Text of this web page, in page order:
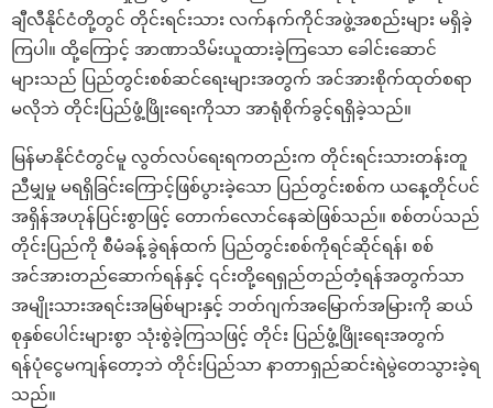
ချီလီနိုင်ငံတို့တွင် တိုင်းရင်းသား လက်နက်ကိုင်အဖွဲ့အစည်းများ မရှိခဲ့
ကြပါ။ ထို့ကြောင့် အာဏာသိမ်းယူထားခဲ့ကြသော ခေါင်းဆောင်
များသည် ပြည်တွင်းစစ်ဆင်ရေးများအတွက် အင်အားစိုက်ထုတ်စရာ
မလိုဘဲ တိုင်းပြည်ဖွံ့ဖြိုးရေးကိုသာ အာရုံစိုက်ခွင့်ရရှိခဲ့သည်။
မြန်မာနိုင်ငံတွင်မူ လွတ်လပ်ရေးရကတည်းက တိုင်းရင်းသားတန်းတူ
ညီမျှမှု မရရှိခြင်းကြောင့်ဖြစ်ပွားခဲ့သော ပြည်တွင်းစစ်က ယနေ့တိုင်ပင်
အရှိန်အဟုန်ပြင်းစွာဖြင့် တောက်လောင်နေဆဲဖြစ်သည်။ စစ်တပ်သည်
တိုင်းပြည်ကို စီမံခန့်ခွဲရန်ထက် ပြည်တွင်းစစ်ကိုရင်ဆိုင်ရန်၊ စစ်
အင်အားတည်ဆောက်ရန်နှင့် ၎င်းတို့ရေရှည်တည်တံ့ရန်အတွက်သာ
အမျိုးသားအရင်းအမြစ်များနှင့် ဘတ်ဂျက်အမြောက်အမြားကို ဆယ်
စုနှစ်ပေါင်းများစွာ သုံးစွဲခဲ့ကြသဖြင့် တိုင်း ပြည်ဖွံ့ဖြိုးရေးအတွက်
ရန်ပုံငွေမကျန်တော့ဘဲ တိုင်းပြည်သာ နာတာရှည်ဆင်းရဲမွဲတေသွားခဲ့ရ
သည်။